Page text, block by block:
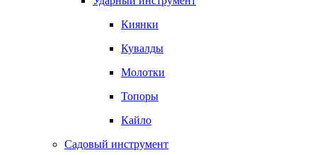
Киянки
Кувалды
Молотки
Топоры
Кайло
Садовый инструмент